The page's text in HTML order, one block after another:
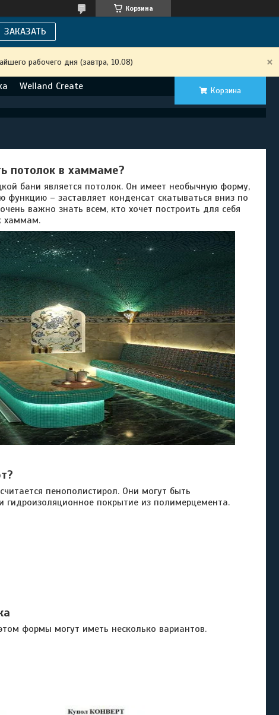
Корзина
ЗАКАЗАТЬ
рабочего дня (завтра, 10.08)
Welland Create Корзина
потолок в хаммаме?
бани является потолок. Он имеет необычную форму,
– заставляет конденсат скатываться вниз по
важно знать всем, кто хочет построить для себя
хаммам.
пенополистирол. Они могут быть
покрытие из полимерцемента.
формы могут иметь несколько вариантов.